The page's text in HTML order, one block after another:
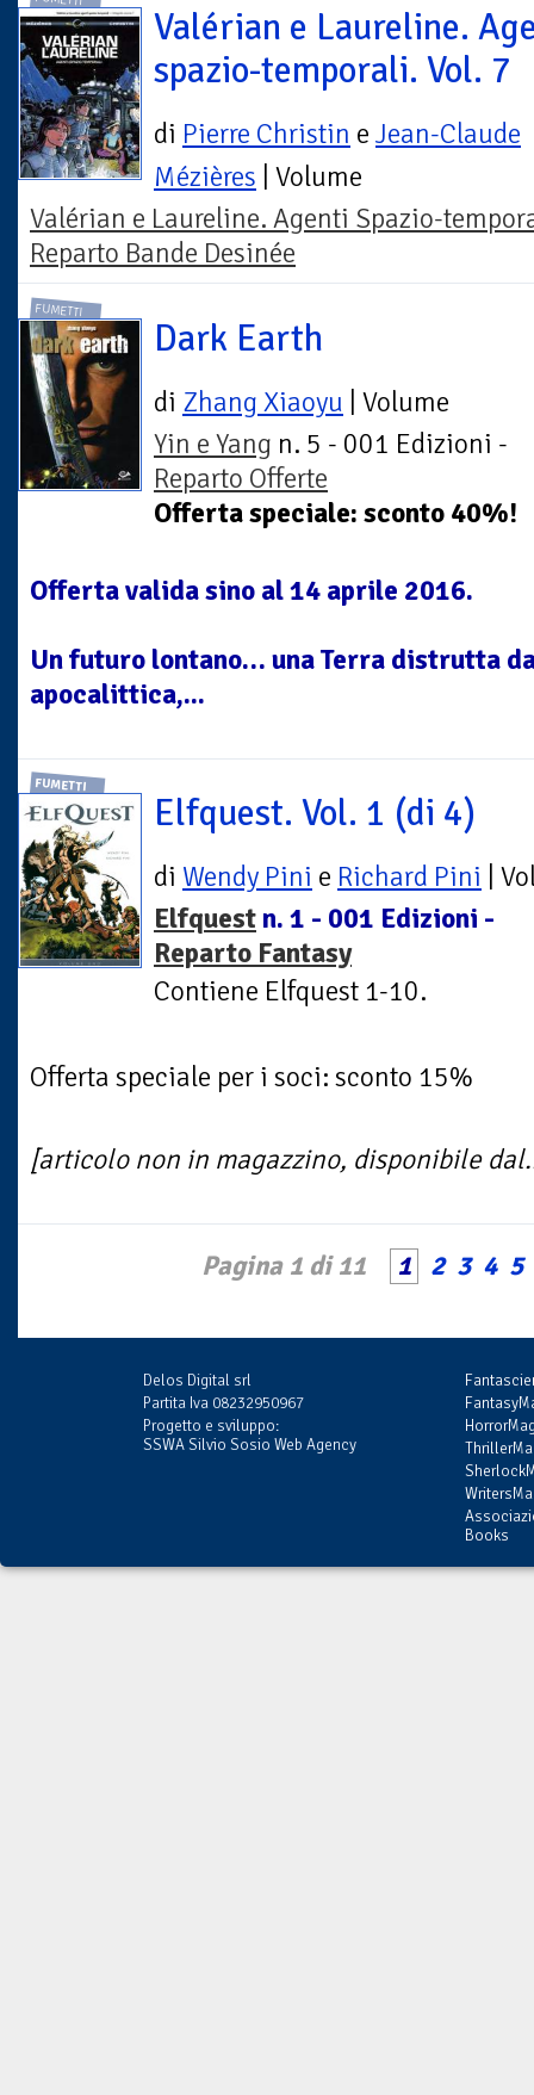
Valérian e Laureline.
spazio-temporali. Vol. 7
di Pierre Christin e Jean-Claude
Mézières | Volume
Valérian e Laureline. Agenti Spazio-
Reparto Bande Desinée
FUMETTI
Dark Earth
di Zhang Xiaoyu | Volume
Yin e Yang n. 5 - 001 Edizioni -
Reparto Offerte
Offerta speciale: sconto 40%!
Offerta valida sino al 14 aprile 2016.
Un futuro lontano… una Terra distrutta
apocalittica,...
FUMETTI
Elfquest. Vol. 1 (di 4)
di Wendy Pini e Richard Pini |
Elfquest n. 1 - 001 Edizioni -
Reparto Fantasy
Contiene Elfquest 1-10.
Offerta speciale per i soci: sconto 15%
[articolo non in magazzino, disponibile
Pagina 1 di 11 1 2 3 4 5
Delos Digital srl
Partita Iva 08232950967
Progetto e sviluppo:
SSWA Silvio Sosio Web Agency
Books